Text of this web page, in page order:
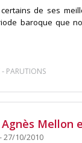
de ses
baroque que
- PARUTIONS
Mellon
- 27/10/2010